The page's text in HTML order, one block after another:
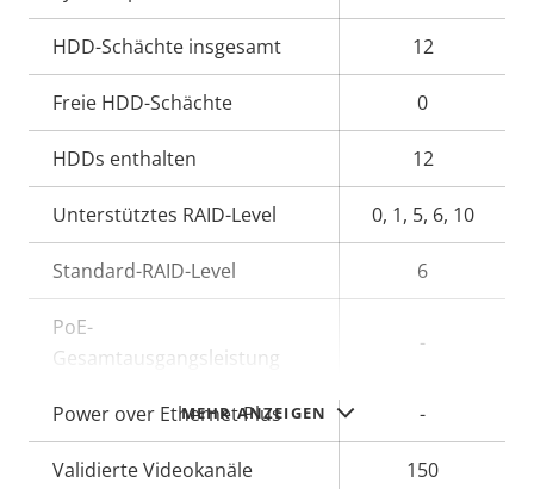
MEHR ANZEIGEN
HDD-Schächte insgesamt 12
Freie HDD-Schächte 0
HDDs enthalten 12
Unterstütztes RAID-Level 0, 1, 5, 6, 10
Standard-RAID-Level 6
PoE-
Gesamtausgangsleistung
-
Power over Ethernet Plus -
Validierte Videokanäle 150